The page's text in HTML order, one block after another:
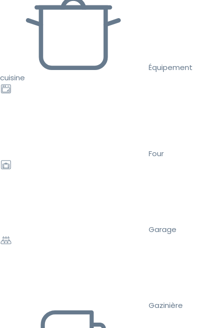
Équipement
cuisine
Four
Garage
Gazinière